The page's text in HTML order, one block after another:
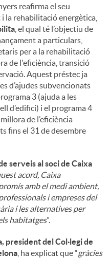
reafirma el seu
la rehabilitació energètica,
, el qual té l’objectiu de
a particulars,
per a la rehabilitació
de l'eficiència, transició
Aquest préstec ja
d’ajudes subvencionats
3 (ajuda a les
d’edifici) i el programa 4
de l’eficiència
fins el 31 de desembre
serveis al soci de Caixa
acord, Caixa
amb el medi ambient,
i empreses del
i les alternatives per
habitatges”.
president del Col·legi de
, ha explicat que “gràcies